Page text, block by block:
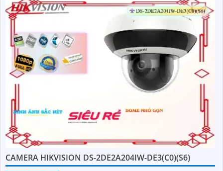
CAMERA HIKVISION DS-2DE2A204IW-DE3(C0)(S6)